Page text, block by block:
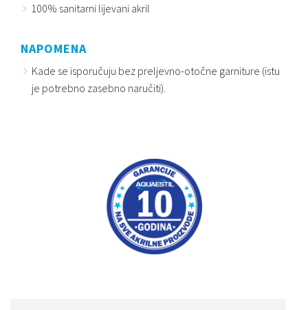
100% sanitarni lijevani akril
NAPOMENA
Kade se isporučuju bez preljevno-otočne garniture (istu
je potrebno zasebno naručiti).